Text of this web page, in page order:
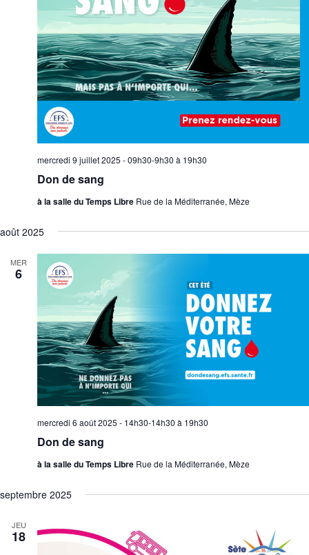
Don de sang
mercredi 9 juillet 2025 - 09h30-9h30 à 19h30
à la salle du Temps Libre Rue de la Méditerranée, Mèze
août 2025
MER
6
Don de sang
mercredi 6 août 2025 - 14h30-14h30 à 19h30
à la salle du Temps Libre Rue de la Méditerranée, Mèze
septembre 2025
JEU
18